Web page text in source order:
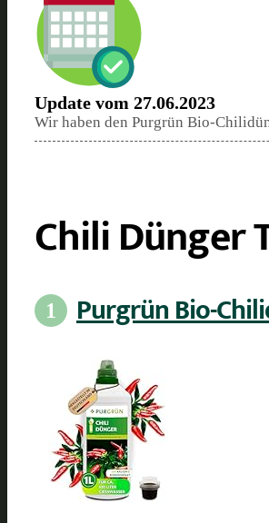
Update vom 27.06.2023
Wir haben den Purgrün Bio-
Chili Dünger
1 Purgrün Bio-